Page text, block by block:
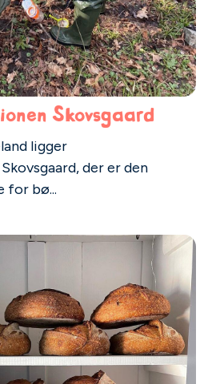
Skovsgaard
ligger
der er den
for bø...